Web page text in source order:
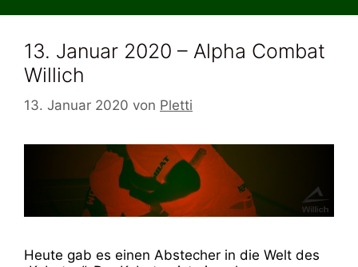
13. Januar 2020 – Alpha Combat
Willich
13. Januar 2020 von Pletti
Heute gab es einen Abstecher in die Welt des